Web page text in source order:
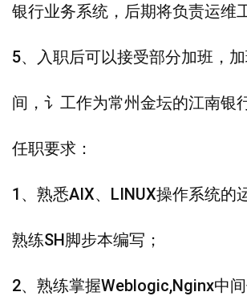
银行业务系统，后期将负责运维
5、入职后可以接受部分加班，
间，讠工作为常州金坛的江南银
任职要求：
1、熟悉AIX、LINUX操作系统的
熟练SH脚步本编写；
2、熟练掌握weblogic,Nginx中间